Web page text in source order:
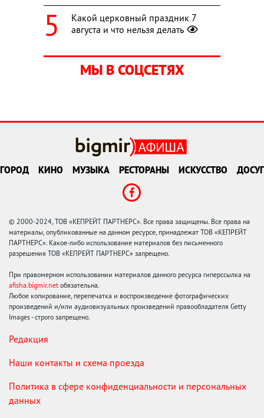
Какой церковный праздник 7
августа и что нельзя делать
МЫ В СОЦСЕТЯХ
ГОРОД КИНО МУЗЫКА РЕСТОРАНЫ ИСКУССТВО ДОСУГ
© 2000-2024, ТОВ «КЕПРЕЙТ ПАРТНЕРС». Все права защищены. Все права на
материалы, опубликованные на данном ресурсе, принадлежат ТОВ «КЕПРЕЙТ
ПАРТНЕРС». Какое-либо использование материалов без письменного
разрешения ТОВ «КЕПРЕЙТ ПАРТНЕРС» запрещено.
При правомерном использовании материалов данного ресурса гиперссылка на
afisha.bigmir.net обязательна.
Любое копирование, перепечатка и воспроизведение фотографических
произведений и/или аудиовизуальных произведений правообладателя Getty
Images - строго запрещено.
Редакция
Наши контакты и схема проезда
Политика в сфере конфиденциальности и персональных
данных